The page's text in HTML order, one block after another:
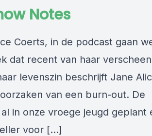
Notes
Coerts, in de podcast gaan
dat recent van haar
levenszin beschrijft Jane
van een burn-out. De
in onze vroege jeugd geplant
voor […]